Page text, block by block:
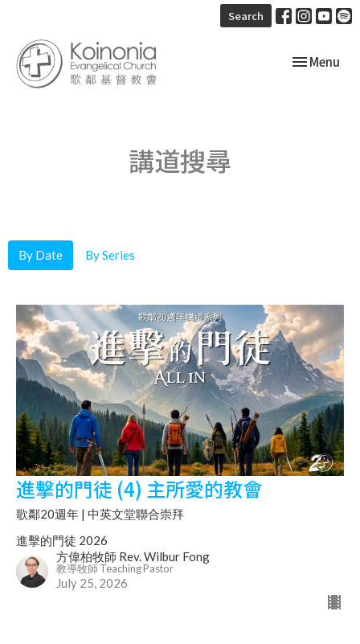
Search
Toggle
Menu
講道搜尋
By Date By Series
進擊的門徒 (4) 主所愛的教會
歌鄰20週年 | 中英文堂聯合崇拜
進擊的門徒 2026
方偉柏牧師 Rev. Wilbur Fong
教導牧師 Teaching Pastor
July 25, 2026